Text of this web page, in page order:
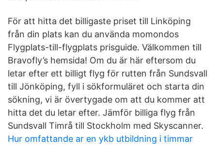
För att hitta det billigaste priset till Linköping
från din plats kan du använda momondos
Flygplats-till-flygplats prisguide. Välkommen till
Bravofly’s hemsida! Om du är här eftersom du
letar efter ett billigt flyg för rutten från Sundsvall
till Jönköping, fyll i sökformuläret och starta din
sökning, vi är övertygade om att du kommer att
hitta det du letar efter. Jämför billiga flyg från
Sundsvall Timrå till Stockholm med Skyscanner.
Hur omfattande ar en ykb utbildning i timmar